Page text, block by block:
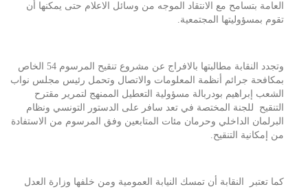
العامة بتسامح مع الانتقاد الموجه من وسائل الاعلام حتى يمكنها أن
تقوم بمسؤوليتها المجتمعية.
وتجدد النقابة مطالبتها بالافراج عن مشروع تنقيح المرسوم 54 الخاص
بمكافحة جرائم أنظمة المعلومات والاتصال وتحمل رئيس مجلس نواب
الشعب إبراهيم بودربالة مسؤولية التعطيل الممنهج لتمرير مقترح
التنقيح للجنة المختصة في تعد سافر على الدستور التونسي ونظام
البرلمان الداخلي وحرمان مئات المتابعين وفق المرسوم من الاستفادة
من إمكانية التنقيح.
كما تعتبر النقابة أن تمسك النيابة العمومية ومن خلفها وزارة العدل